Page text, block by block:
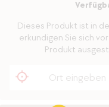
Dieses Produkt ist in
erkundigen Sie sich
Produkt